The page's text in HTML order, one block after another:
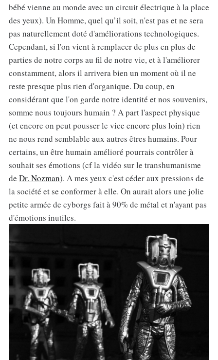
bébé vienne au monde avec un circuit électrique à la place
des yeux). Un Homme, quel qu’il soit, n'est pas et ne sera
pas naturellement doté d'améliorations technologiques.
Cependant, si l'on vient à remplacer de plus en plus de
parties de notre corps au fil de notre vie, et à l'améliorer
constamment, alors il arrivera bien un moment où il ne
reste presque plus rien d'organique. Du coup, en
considérant que l'on garde notre identité et nos souvenirs,
somme nous toujours humain ? A part l'aspect physique
(et encore on peut pousser le vice encore plus loin) rien
ne nous rend semblable aux autres êtres humains. Pour
certains, un être humain amélioré pourrais contrôler à
souhait ses émotions (cf la vidéo sur le transhumanisme
de Dr. Nozman). A mes yeux c'est céder aux pressions de
la société et se conformer à elle. On aurait alors une jolie
petite armée de cyborgs fait à 90% de métal et n'ayant pas
d'émotions inutiles.